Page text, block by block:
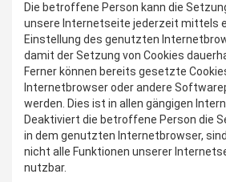
Die betroffene Person kann die
unsere Internetseite jederzeit mittels
Einstellung des genutzten
damit der Setzung von Cookies
Ferner können bereits gesetzte
Internetbrowser oder andere
werden. Dies ist in allen gängigen
Deaktiviert die betroffene Person die
in dem genutzten Internetbrowser,
nicht alle Funktionen unserer
nutzbar.